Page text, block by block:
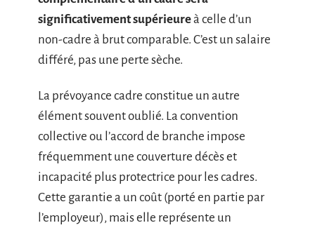
significativement supérieureà celle d’un
non-cadre à brut comparable. C’est un salaire
différé, pas une perte sèche.
La prévoyance cadre constitue un autre
élément souvent oublié. La convention
collective ou l’accord de branche impose
fréquemment une couverture décès et
incapacité plus protectrice pour les cadres.
Cette garantie a un coût (porté en partie par
l’employeur), mais elle représente un